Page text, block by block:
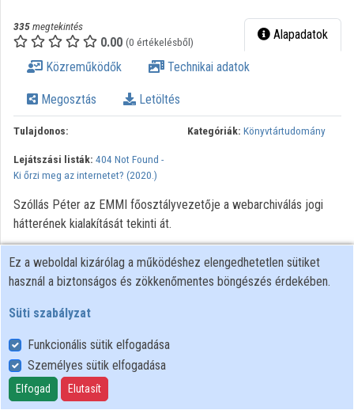
335megtekintés
0.00 (0 értékelésből) Alapadatok
Közreműködők Technikai adatok
Megosztás Letöltés
Tulajdonos: Kategóriák: Könyvtártudomány
Lejátszási listák: 404 Not Found -
Ki őrzi meg az internetet? (2020.)
Szóllás Péter az EMMI főosztályvezetője a webarchiválás jogi
hátterének kialakítását tekinti át.
Felhasználói szabályzat
Adatkezelési tájékoztató
Süti szabályzat
Ez a weboldal kizárólag a működéshez elengedhetetlen sütiket
használ a biztonságos és zökkenőmentes böngészés érdekében.
Süti szabályzat
Funkcionális sütik elfogadása
Személyes sütik elfogadása
Elfogad Elutasít